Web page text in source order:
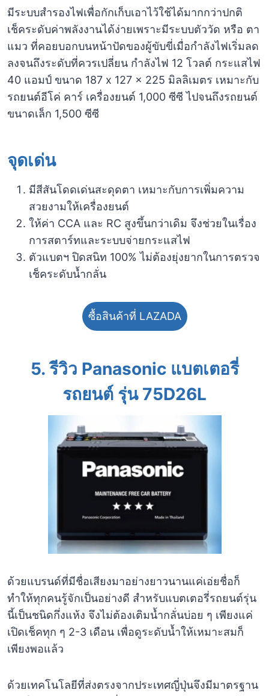
มีระบบสำรองไฟเพื่อกักเก็บเอาไว้ใช้ได้มากกว่าปกติ
เช็คระดับค่าพลังงานได้ง่ายเพราะมีระบบตัววัด หรือ ตา
แมว ที่คอยบอกบนหน้าปัดของผู้ขับขี่เมื่อกำลังไฟเริ่มลด
ลงจนถึงระดับที่ควรเปลี่ยน กำลังไฟ 12 โวลต์ กระแสไฟ
40 แอมป์ ขนาด 187 x 127 x 225 มิลลิเมตร เหมาะกับ
รถยนต์อีโค่ คาร์ เครื่องยนต์ 1,000 ซีซี ไปจนถึงรถยนต์
ขนาดเล็ก 1,500 ซีซี
จุดเด่น
มีสีสันโดดเด่นสะดุดตา เหมาะกับการเพิ่มความ
สวยงามให้เครื่องยนต์
ให้ค่า CCA และ RC สูงขึ้นกว่าเดิม จึงช่วยในเรื่อง
การสตาร์ทและระบบจ่ายกระแสไฟ
ตัวแบตฯ ปิดสนิท 100% ไม่ต้องยุ่งยากในการตรวจ
เช็คระดับน้ำกลั่น
ซื้อสินค้าที่ LAZADA
5.รีวิว Panasonic แบตเตอรี่
รถยนต์ รุ่น 75D26L
ด้วยแบรนด์ที่มีชื่อเสียงมาอย่างยาวนานแค่เอ่ยชื่อก็
ทำให้ทุกคนรู้จักเป็นอย่างดี สำหรับแบตเตอรี่รถยนต์รุ่น
นี้เป็นชนิดกึ่งแห้ง จึงไม่ต้องเติมน้ำกลั่นบ่อย ๆ เพียงแค่
เปิดเช็คทุก ๆ 2-3 เดือน เพื่อดูระดับน้ำให้เหมาะสมก็
เพียงพอแล้ว
ด้วยเทคโนโลยีที่ส่งตรงจากประเทศญี่ปุ่นจึงมีมาตรฐาน